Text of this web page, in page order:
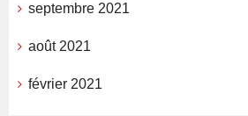
septembre 2021
août 2021
février 2021